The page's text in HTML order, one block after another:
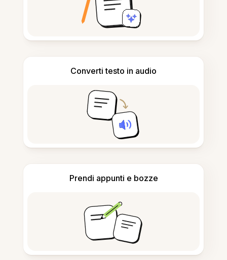
Converti testo in audio
Prendi appunti e bozze